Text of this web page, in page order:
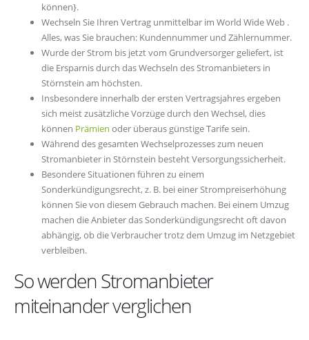
können}.
Wechseln Sie Ihren Vertrag unmittelbar im World Wide Web .
Alles, was Sie brauchen: Kundennummer und Zählernummer.
Wurde der Strom bis jetzt vom Grundversorger geliefert, ist
die Ersparnis durch das Wechseln des Stromanbieters in
Störnstein am höchsten.
Insbesondere innerhalb der ersten Vertragsjahres ergeben
sich meist zusätzliche Vorzüge durch den Wechsel, dies
können Prämien oder überaus günstige Tarife sein.
Während des gesamten Wechselprozesses zum neuen
Stromanbieter in Störnstein besteht Versorgungssicherheit.
Besondere Situationen führen zu einem
Sonderkündigungsrecht, z. B. bei einer Strompreiserhöhung
können Sie von diesem Gebrauch machen. Bei einem Umzug
machen die Anbieter das Sonderkündigungsrecht oft davon
abhängig, ob die Verbraucher trotz dem Umzug im Netzgebiet
verbleiben.
So werden Stromanbieter
miteinander verglichen